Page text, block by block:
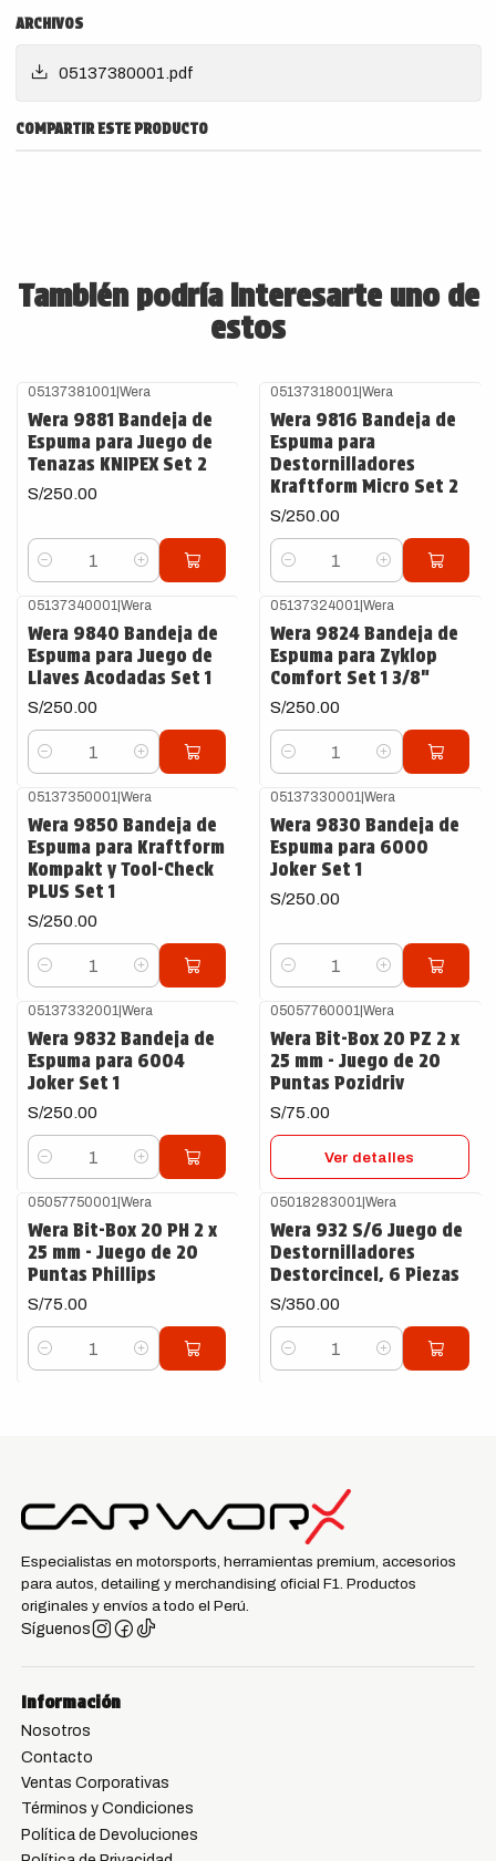
ARCHIVOS
05137380001.pdf
COMPARTIR ESTE PRODUCTO
También podría interesarte uno de
estos
05137381001 |Wera
Wera 9881 Bandeja de
Espuma para Juego de
Tenazas KNIPEX Set 2
S/250.00
Cantidad
05137318001 |Wera
Wera 9816 Bandeja de
Espuma para
Destornilladores
Kraftform Micro Set 2
S/250.00
Cantidad
05137340001 |Wera
Wera 9840 Bandeja de
Espuma para Juego de
Llaves Acodadas Set 1
S/250.00
Cantidad
05137324001 |Wera
Wera 9824 Bandeja de
Espuma para Zyklop
Comfort Set 1 3/8"
S/250.00
Cantidad
05137350001 |Wera
Wera 9850 Bandeja de
Espuma para Kraftform
Kompakt y Tool-Check
PLUS Set 1
S/250.00
Cantidad
05137330001 |Wera
Wera 9830 Bandeja de
Espuma para 6000
Joker Set 1
S/250.00
Cantidad
05137332001 |Wera
Wera 9832 Bandeja de
Espuma para 6004
Joker Set 1
S/250.00
Cantidad
05057760001 |Wera
Wera Bit-Box 20 PZ 2 x
25 mm - Juego de 20
Puntas Pozidriv
S/75.00
Ver detalles
05057750001 |Wera
Wera Bit-Box 20 PH 2 x
25 mm - Juego de 20
Puntas Phillips
S/75.00
Cantidad
05018283001 |Wera
Wera 932 S/6 Juego de
Destornilladores
Destorcincel, 6 Piezas
S/350.00
Cantidad
Especialistas en motorsports, herramientas premium, accesorios
para autos, detailing y merchandising oficial F1. Productos
originales y envíos a todo el Perú.
Síguenos
Información
Nosotros
Contacto
Ventas Corporativas
Términos y Condiciones
Política de Devoluciones